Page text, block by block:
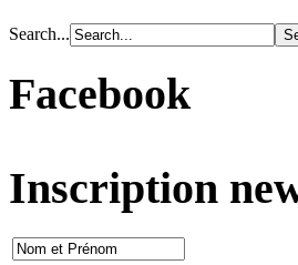
Search...
Facebook
Inscription